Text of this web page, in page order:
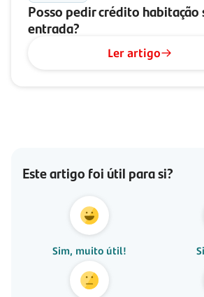
Posso pedir crédito habitação
entrada?
Ler artigo
Este artigo foi útil para si?
Sim, muito útil!